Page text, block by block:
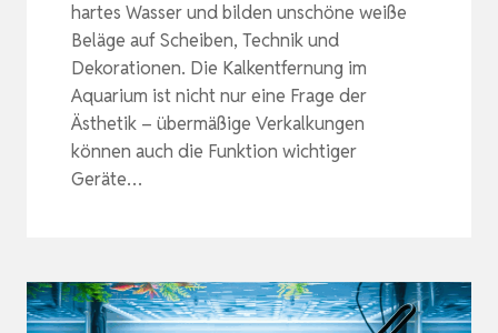
hartes Wasser und bilden unschöne weiße
Beläge auf Scheiben, Technik und
Dekorationen. Die Kalkentfernung im
Aquarium ist nicht nur eine Frage der
Ästhetik – übermäßige Verkalkungen
können auch die Funktion wichtiger
Geräte…